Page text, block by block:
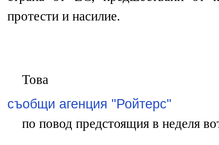
протести и насилие.
Това
съобщи агенция "Ройтерс"
по повод предстоящия в неделя